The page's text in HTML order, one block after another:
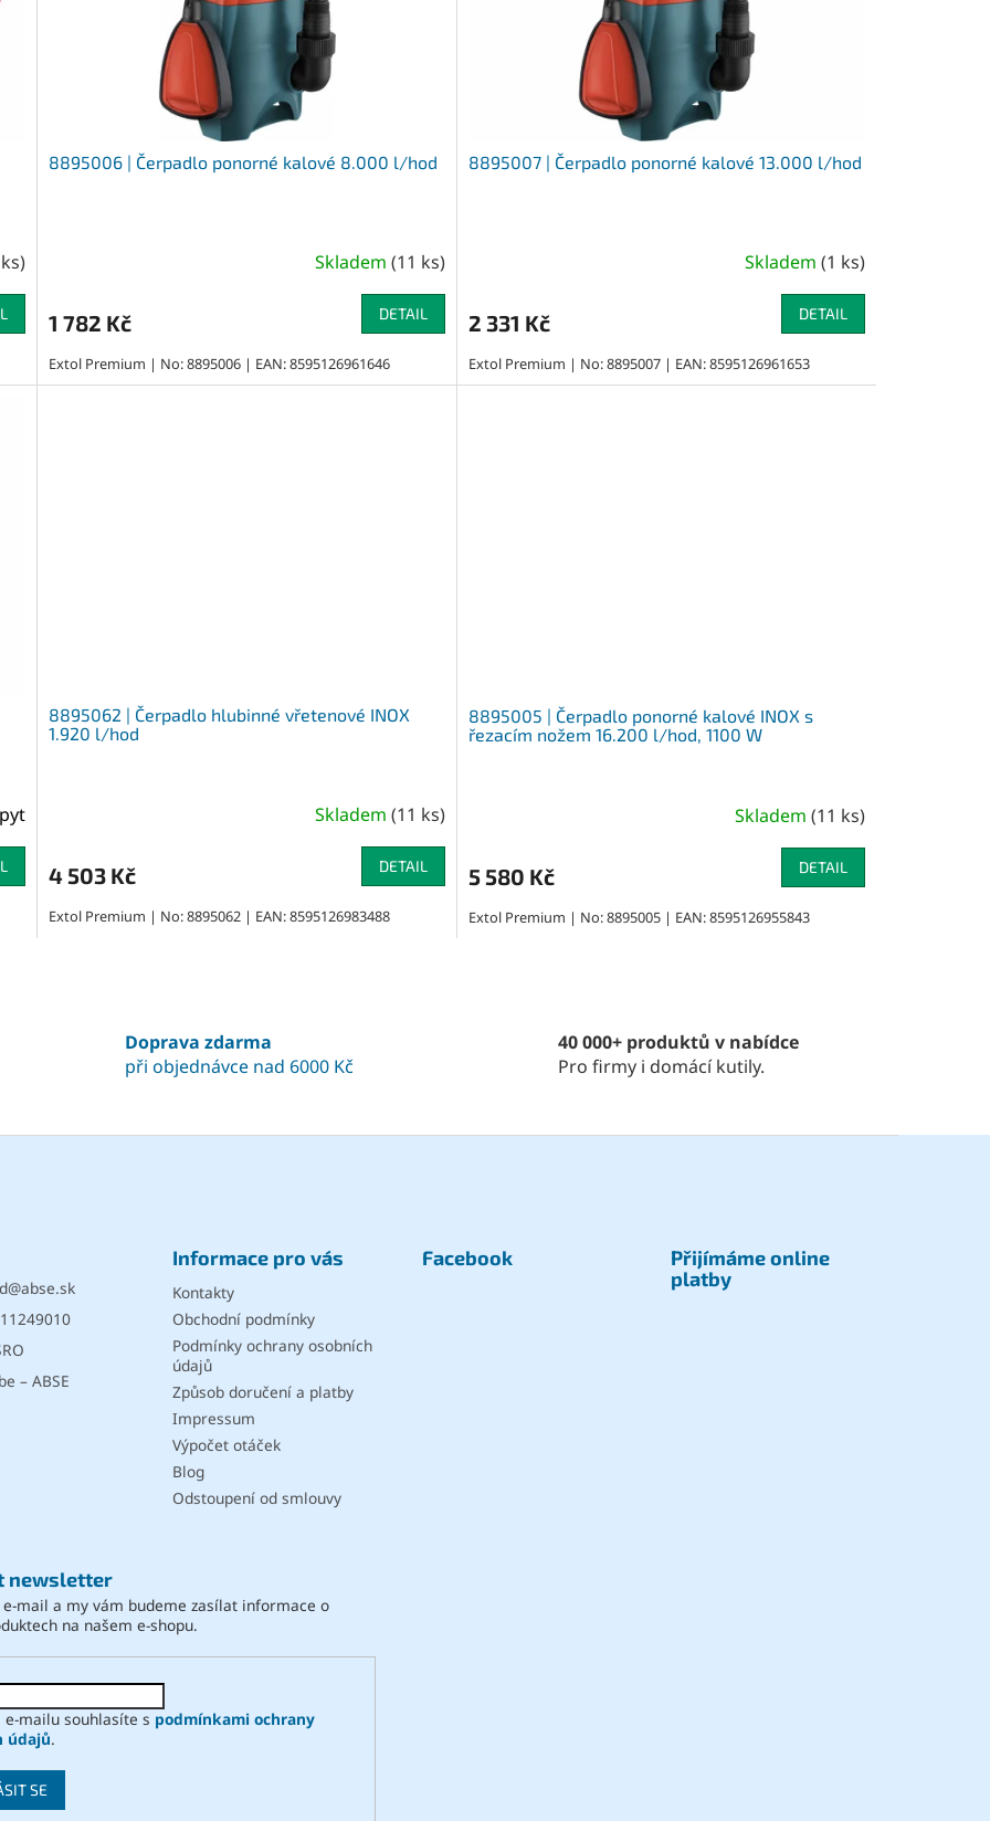
)
8895006 | Čerpadlo ponorné kalové 8.000 l/hod
Skladem (11 ks)
1 782 Kč DETAIL
Extol Premium | No: 8895006 | EAN: 8595126961646
8895007 | Čerpadlo ponorné kalové 13.000 l/hod
Skladem (1 ks)
2 331 Kč DETAIL
Extol Premium | No: 8895007 | EAN: 8595126961653
8895062 | Čerpadlo hlubinné vřetenové INOX
1.920 l/hod
produktu
je
5,0
Skladem (11 ks)
4 503 Kč DETAIL
Extol Premium | No: 8895062 | EAN: 8595126983488
8895005 | Čerpadlo ponorné kalové INOX s
řezacím nožem 16.200 l/hod, 1100 W
Skladem (11 ks)
5 580 Kč DETAIL
Extol Premium | No: 8895005 | EAN: 8595126955843
d
a
p
ý
s
u
Doprava zdarma
při objednávce nad 6000 Kč
40 000+ produktů v nabídce
Pro firmy i domácí kutily.
@abse.sk
– ABSE
Informace pro vás
Kontakty
Obchodní podmínky
Podmínky ochrany osobních
údajů
Způsob doručení a platby
Impressum
Výpočet otáček
Blog
Odstoupení od smlouvy
Facebook
Přijímáme online
platby
newsletter
e-mail a my vám budeme zasílat informace o
na našem e-shopu.
e-mailu souhlasíte s podmínkami ochrany
údajů.
SE